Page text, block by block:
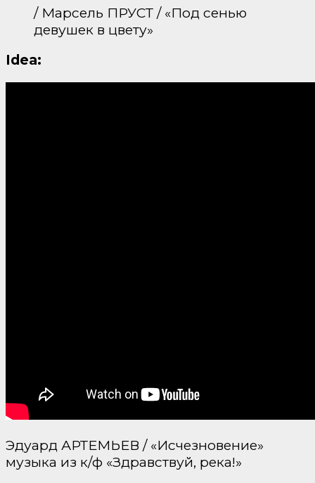
/ Марсель ПРУСТ / «Под сенью
девушек в цвету»
Idea:
Эдуард АРТЕМЬЕВ / «Исчезновение»
музыка из к/ф «Здравствуй, река!»